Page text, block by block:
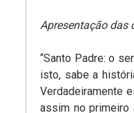
Apresentação das
“Santo Padre: o
isto, sabe a
Verdadeiramente
assim no primeiro